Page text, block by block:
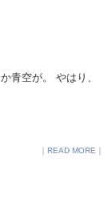
青空が。 やはり、
READ MORE